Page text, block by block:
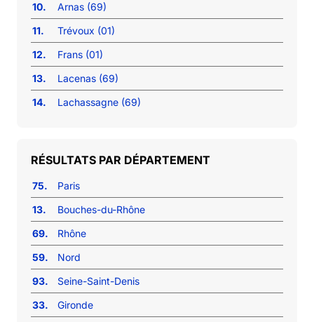
10.
Arnas (69)
11.
Trévoux (01)
12.
Frans (01)
13.
Lacenas (69)
14.
Lachassagne (69)
RÉSULTATS PAR DÉPARTEMENT
75.
Paris
13.
Bouches-du-Rhône
69.
Rhône
59.
Nord
93.
Seine-Saint-Denis
33.
Gironde